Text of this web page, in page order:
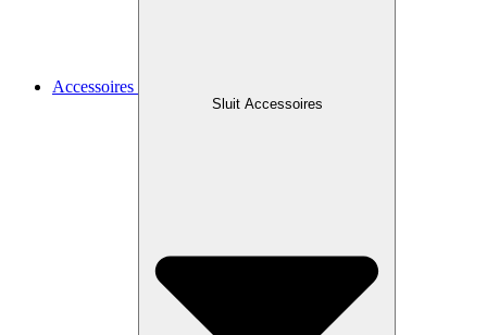
Accessoires
Sluit Accessoires